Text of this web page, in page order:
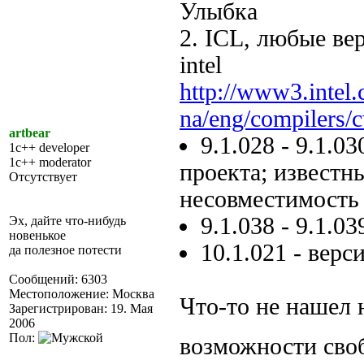
artbear
1c++ developer
1c++ moderator
Отсутствует
Эх, дайте что-нибудь
новенькое
да полезное потести
Сообщений: 6303
Местоположение: Москва
Зарегистрирован: 19. Мая
2006
Пол:
2. ICL, любые
intel
http://
na/eng/compilers/
9.1.028 -
проекта;
9.1.038 -
10.1.021 -
Что-то не нашел
возможности